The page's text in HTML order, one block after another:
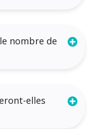
nombre de
elles